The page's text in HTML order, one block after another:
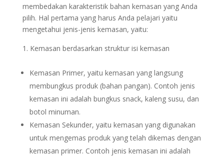
membedakan karakteristik bahan kemasan yang Anda
pilih. Hal pertama yang harus Anda pelajari yaitu
mengetahui jenis-jenis kemasan, yaitu:
Kemasan berdasarkan struktur isi kemasan
Kemasan Primer, yaitu kemasan yang langsung
membungkus produk (bahan pangan). Contoh jenis
kemasan ini adalah bungkus snack, kaleng susu, dan
botol minuman.
Kemasan Sekunder, yaitu kemasan yang digunakan
untuk mengemas produk yang telah dikemas dengan
kemasan primer. Contoh jenis kemasan ini adalah